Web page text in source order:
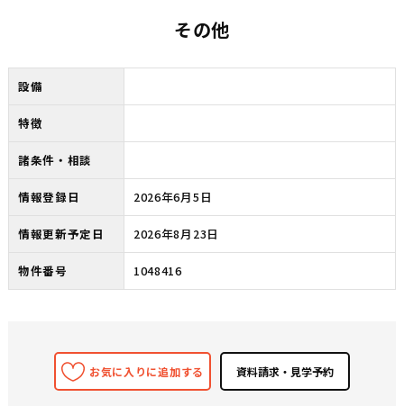
その他
設備
特徴
諸条件・相談
情報登録日 2026年6月5日
情報更新予定日 2026年8月23日
物件番号 1048416
お気に入りに追加する